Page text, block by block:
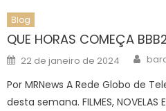
Blog
QUE HORAS COMEÇA
Posted
on
22 de janeiro de 2024
Por MRNews A Rede Globo de
desta semana. FILMES,